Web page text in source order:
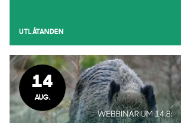
UTLÅTANDEN
14
AUG.